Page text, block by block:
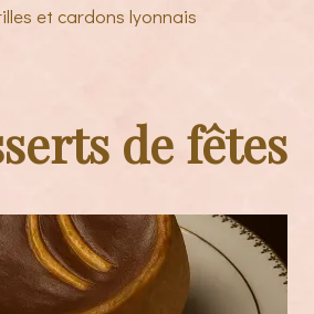
et cardons lyonnais
de fêtes